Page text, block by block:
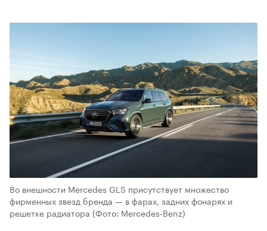
Во внешности Mercedes GLS присутствует множество
фирменных звезд бренда — в фарах, задних фонарях и
решетке радиатора (Фото: Mercedes‑Benz)